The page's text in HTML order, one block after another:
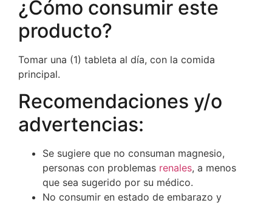
¿Cómo consumir este
producto?
Tomar una (1) tableta al día, con la comida
principal.
Recomendaciones y/o
advertencias:
Se sugiere que no consuman magnesio,
personas con problemas renales, a menos
que sea sugerido por su médico.
No consumir en estado de embarazo y